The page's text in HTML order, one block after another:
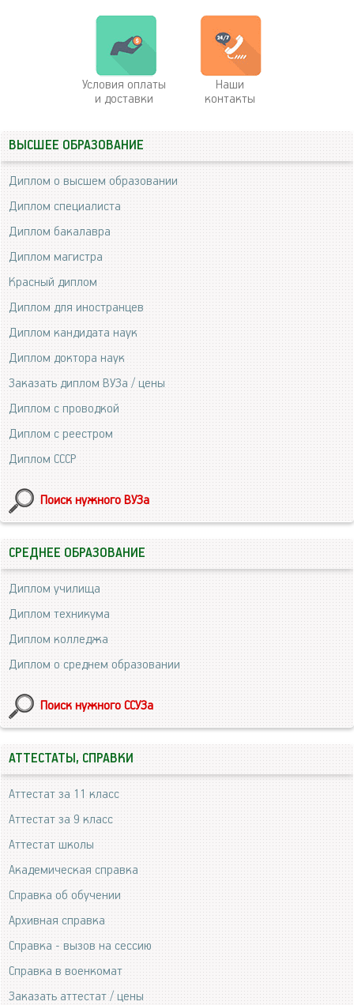
Условия оплаты
и доставки
Наши
контакты
ВЫСШЕЕ ОБРАЗОВАНИЕ
Диплом о высшем образовании
Диплом специалиста
Диплом бакалавра
Диплом магистра
Красный диплом
Диплом для иностранцев
Диплом кандидата наук
Диплом доктора наук
Заказать диплом ВУЗа / цены
Диплом с проводкой
Диплом с реестром
Диплом СССР
Поиск нужного ВУЗа
СРЕДНЕЕ ОБРАЗОВАНИЕ
Диплом училища
Диплом техникума
Диплом колледжа
Диплом о среднем образовании
Поиск нужного ССУЗа
АТТЕСТАТЫ, СПРАВКИ
Аттестат за 11 класс
Аттестат за 9 класс
Аттестат школы
Академическая справка
Справка об обучении
Архивная справка
Справка - вызов на сессию
Справка в военкомат
Заказать аттестат / цены